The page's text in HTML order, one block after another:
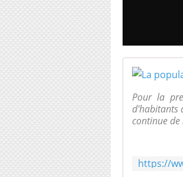
Pour la
d'habitants
continue de